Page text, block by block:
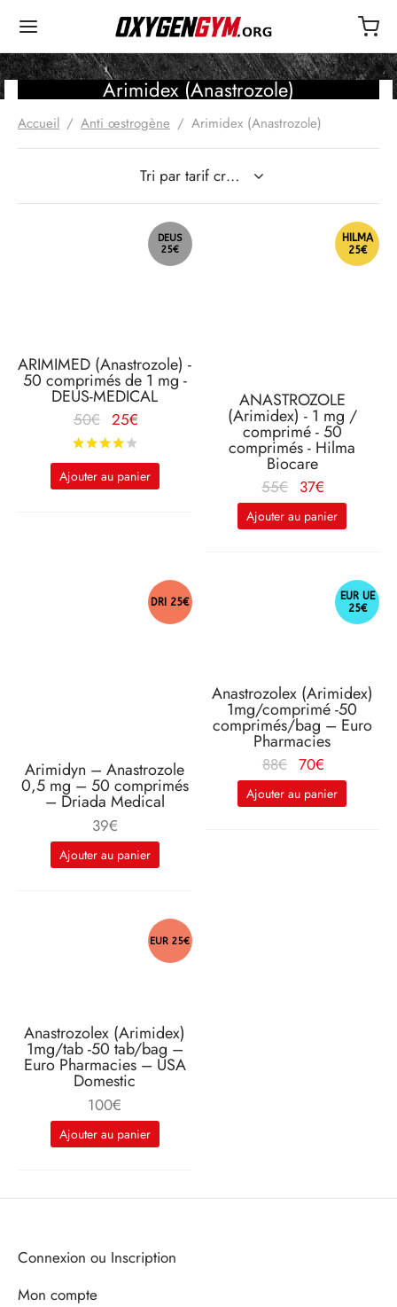
Arimidex (Anastrozole)
Accueil / Anti œstrogène / Arimidex (Anastrozole)
DEUS
25€
ARIMIMED (Anastrozole) -
50 comprimés de 1 mg -
DEUS-MEDICAL
50€
Le prix
d'origine
était :
50€.
25€
actuel
est :
Ajouter au panier
HILMA
25€
ANASTROZOLE
(Arimidex) - 1 mg /
comprimé - 50
comprimés - Hilma
Biocare
55€
Le prix
d'origine
était :
37€
prix
actuel
Ajouter au panier
DRI 25€
Arimidyn – Anastrozole
0,5 mg – 50 comprimés
– Driada Medical
39€
Ajouter au panier
EUR UE
25€
Anastrozolex (Arimidex)
1mg/comprimé -50
comprimés/bag – Euro
Pharmacies
88€
Le prix
d'origine
était :
70€
prix
actuel
Ajouter au panier
EUR 25€
Anastrozolex (Arimidex)
1mg/tab -50 tab/bag –
Euro Pharmacies – USA
Domestic
100€
Ajouter au panier
Connexion ou Inscription
Mon compte